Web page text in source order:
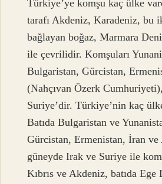
Türkiye’ye komşu kaç ülke
tarafı Akdeniz, Karadeniz, bu
bağlayan boğaz, Marmara
ile çevrilidir. Komşuları
Bulgaristan, Gürcistan,
(Nahçıvan Özerk
Suriye’dir. Türkiye’nin kaç
Batıda Bulgaristan ve
Gürcistan, Ermenistan, İran ve
güneyde Irak ve Suriye ile
Kıbrıs ve Akdeniz, batıda Ege